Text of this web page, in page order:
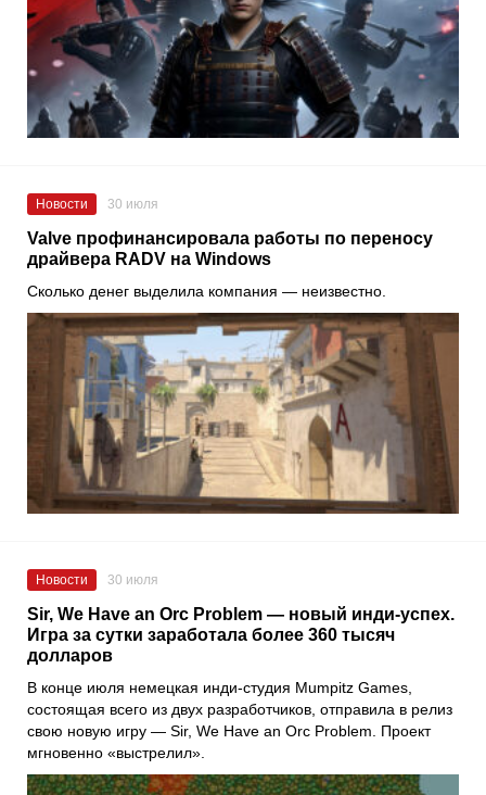
Новости 30 июля
Valve профинансировала работы по переносу
драйвера RADV на Windows
Сколько денег выделила компания — неизвестно.
Новости 30 июля
Sir, We Have an Orc Problem — новый инди-успех.
Игра за сутки заработала более 360 тысяч
долларов
В конце июля немецкая инди-студия Mumpitz Games,
состоящая всего из двух разработчиков, отправила в релиз
свою новую игру — Sir, We Have an Orc Problem. Проект
мгновенно «выстрелил».